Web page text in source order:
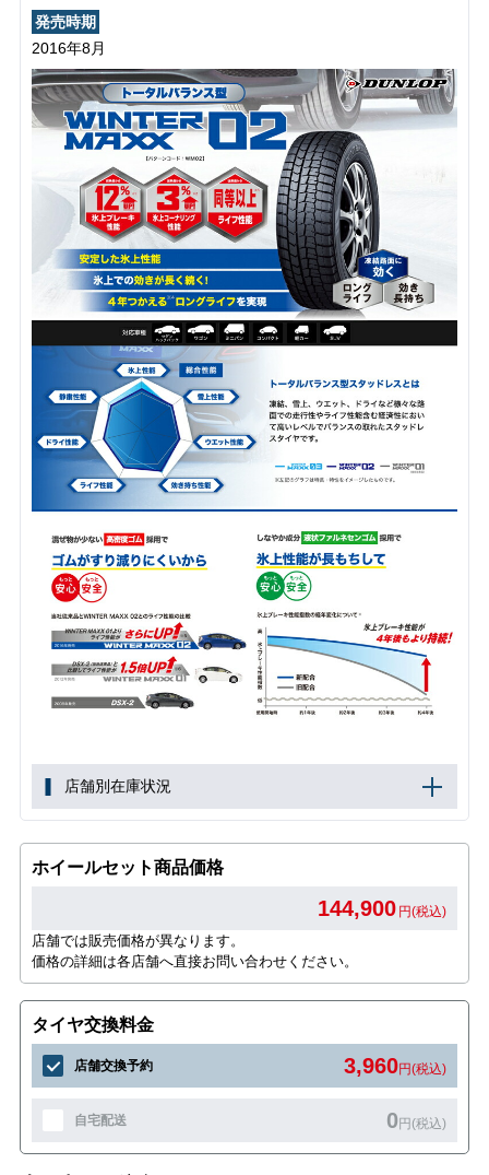
発売時期
2016年8月
店舗別在庫状況
ホイールセット商品価格
144,900 円(税込)
店舗では販売価格が異なります。
価格の詳細は各店舗へ直接お問い合わせください。
タイヤ交換料金
店舗交換予約 3,960円(税込)
自宅配送 0円(税込)